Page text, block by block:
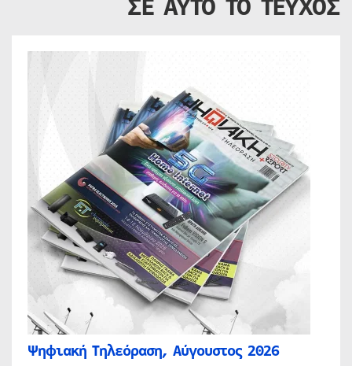
Ψηφιακή Τηλεόραση, Αύγουστος 2026